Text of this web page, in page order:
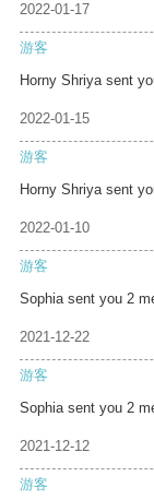
2022-01-17
游客
Horny Shriya sent
2022-01-15
游客
Horny Shriya sent
2022-01-10
游客
Sophia sent you 2
2021-12-22
游客
Sophia sent you 2
2021-12-12
游客